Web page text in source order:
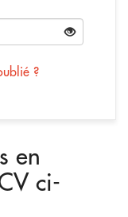
?
en
ci-